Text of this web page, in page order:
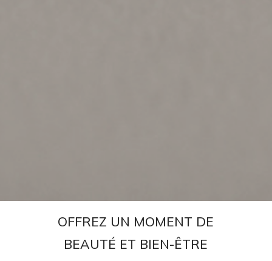
OFFREZ UN MOMENT DE
BEAUTÉ ET BIEN-ÊTRE